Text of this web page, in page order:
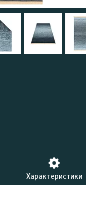
Характеристики